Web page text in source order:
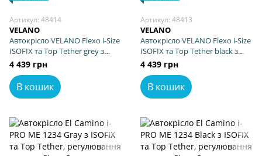
Артикул: 48414
VELANO
Автокрісло VELANO Flexo i-Size
ISOFIX та Top Tether grey з
підсклянником у комплекті,
знімний чохол, захист від
бокового удару, одночасне
регулювання підголівника та
4 439 грн
В кошик
Артикул: 48413
VELANO
Автокрісло VELANO Flexo i-Size
ISOFIX та Top Tether black з
підсклянником у комплекті,
знімний чохол, захист від
бокового удару, одночасне
регулювання підголівника та
4 439 грн
В кошик